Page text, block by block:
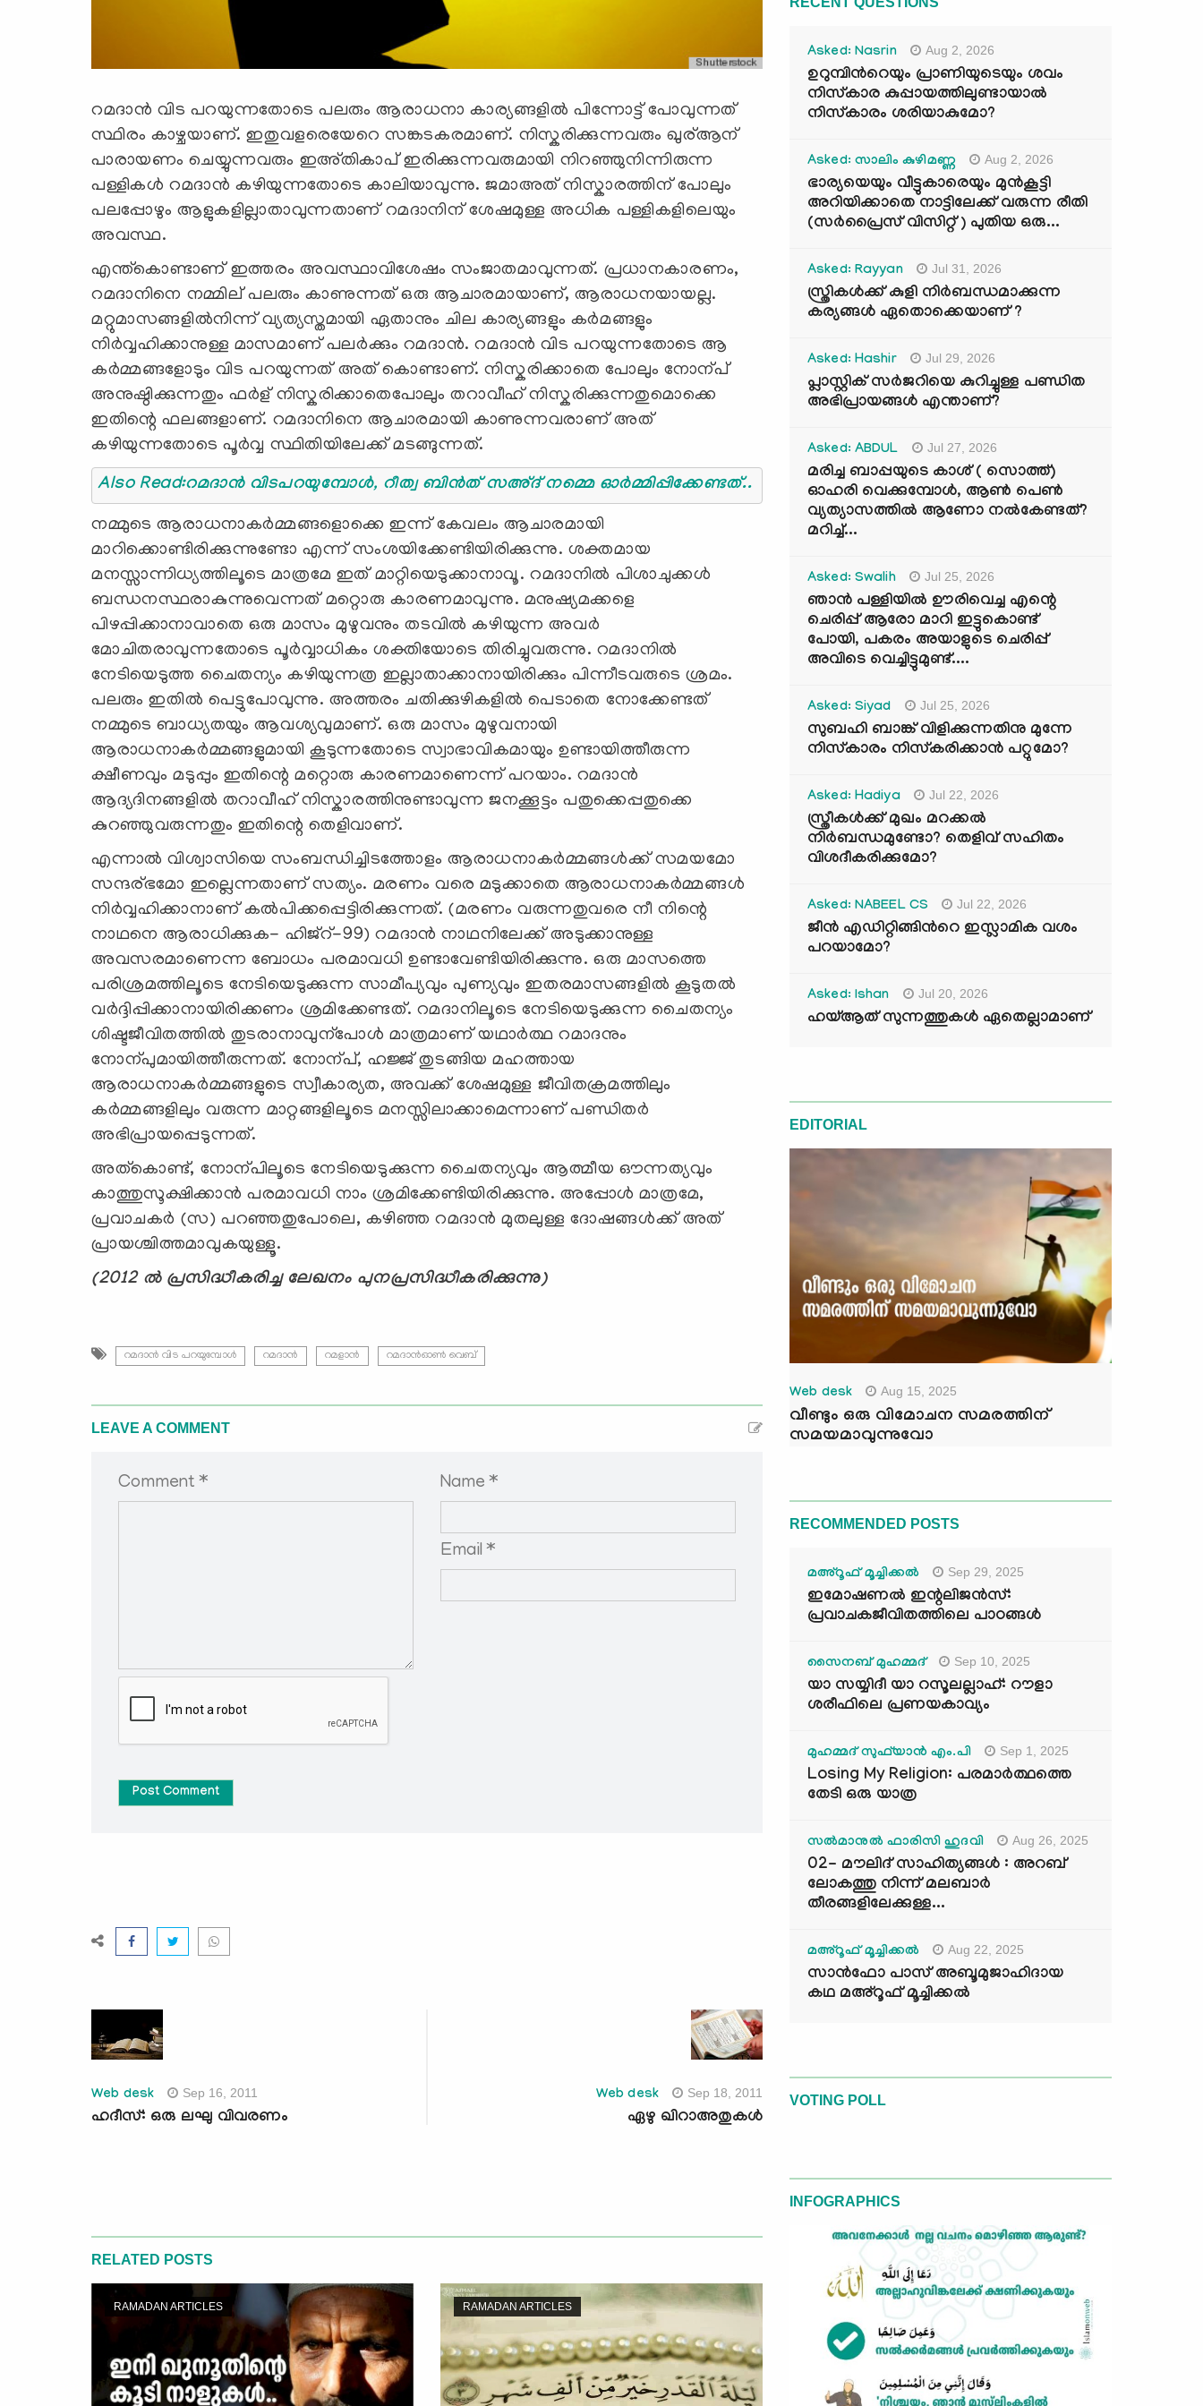
റമദാന്‍ വിട പറയുന്നതോടെ പലരും ആരാധനാ കാര്യങ്ങളില്‍ പിന്നോട്ട് പോവുന്നത്
സ്ഥിരം കാഴ്ചയാണ്. ഇതുവളരെയേറെ സങ്കടകരമാണ്. നിസ്കരിക്കുന്നവരും ഖുര്ആന്
പാരായണം ചെയ്യുന്നവരും ഇഅ്തികാപ് ഇരിക്കുന്നവരുമായി നിറഞ്ഞുനിന്നിരുന്ന
പള്ളികള്‍ റമദാന്‍ കഴിയുന്നതോടെ കാലിയാവുന്നു. ജമാഅത് നിസ്കാരത്തിന് പോലും
പലപ്പോഴും ആളുകളില്ലാതാവുന്നതാണ് റമദാനിന് ശേഷമുള്ള അധിക പള്ളികളിലെയും
അവസ്ഥ.
എന്ത്കൊണ്ടാണ് ഇത്തരം അവസ്ഥാവിശേഷം സംജാതമാവുന്നത്. പ്രധാനകാരണം,
റമദാനിനെ നമ്മില് പലരും കാണുന്നത് ഒരു ആചാരമായാണ്, ആരാധനയായല്ല.
മറ്റുമാസങ്ങളില്‍നിന്ന് വ്യത്യസ്തമായി ഏതാനും ചില കാര്യങ്ങളും കര്‍മങ്ങളും
നിര്‍വ്വഹിക്കാനുള്ള മാസമാണ് പലര്‍ക്കും റമദാന്‍. റമദാന്‍ വിട പറയുന്നതോടെ ആ
കര്‍മ്മങ്ങളോടും വിട പറയുന്നത് അത് കൊണ്ടാണ്. നിസ്കരിക്കാതെ പോലും നോന്പ്
അനുഷ്ഠിക്കുന്നതും ഫര്‍ള് നിസ്കരിക്കാതെപോലും തറാവീഹ് നിസ്കരിക്കുന്നതുമൊക്കെ
ഇതിന്റെ ഫലങ്ങളാണ്. റമദാനിനെ ആചാരമായി കാണുന്നവരാണ് അത്
കഴിയുന്നതോടെ പൂര്‍വ്വ സ്ഥിതിയിലേക്ക് മടങ്ങുന്നത്.
Also Read:റമദാന്‍ വിടപറയുമ്പോള്‍, റീത്വ ബിന്‍ത് സഅ്ദ് നമ്മെ ഓര്‍മ്മിപ്പിക്കേണ്ടത്..
നമ്മുടെ ആരാധനാകര്‍മ്മങ്ങളൊക്കെ ഇന്ന് കേവലം ആചാരമായി
മാറിക്കൊണ്ടിരിക്കുന്നുണ്ടോ എന്ന് സംശയിക്കേണ്ടിയിരിക്കുന്നു. ശക്തമായ
മനസ്സാന്നിധ്യത്തിലൂടെ മാത്രമേ ഇത് മാറ്റിയെടുക്കാനാവൂ. റമദാനില്‍ പിശാചുക്കള്‍
ബന്ധനസ്ഥരാകുന്നുവെന്നത് മറ്റൊരു കാരണമാവുന്നു. മനുഷ്യമക്കളെ
പിഴപ്പിക്കാനാവാതെ ഒരു മാസം മുഴുവനും തടവില്‍ കഴിയുന്ന അവര്‍
മോചിതരാവുന്നതോടെ പൂര്‍വ്വാധികം ശക്തിയോടെ തിരിച്ചുവരുന്നു. റമദാനില്‍
നേടിയെടുത്ത ചൈതന്യം കഴിയുന്നത്ര ഇല്ലാതാക്കാനായിരിക്കും പിന്നീടവരുടെ ശ്രമം.
പലരും ഇതില്‍ പെട്ടുപോവുന്നു. അത്തരം ചതിക്കുഴികളില്‍ പെടാതെ നോക്കേണ്ടത്
നമ്മുടെ ബാധ്യതയും ആവശ്യവുമാണ്. ഒരു മാസം മുഴുവനായി
ആരാധനാകര്‍മ്മങ്ങളുമായി കൂടുന്നതോടെ സ്വാഭാവികമായും ഉണ്ടായിത്തീരുന്ന
ക്ഷീണവും മടുപ്പും ഇതിന്റെ മറ്റൊരു കാരണമാണെന്ന് പറയാം. റമദാന്‍
ആദ്യദിനങ്ങളില്‍ തറാവീഹ് നിസ്കാരത്തിനുണ്ടാവുന്ന ജനക്കൂട്ടം പതുക്കെപ്പതുക്കെ
കുറഞ്ഞുവരുന്നതും ഇതിന്റെ തെളിവാണ്.
എന്നാല്‍ വിശ്വാസിയെ സംബന്ധിച്ചിടത്തോളം ആരാധനാകര്‍മ്മങ്ങള്‍ക്ക് സമയമോ
സന്ദര്ഭമോ ഇല്ലെന്നതാണ് സത്യം. മരണം വരെ മടുക്കാതെ ആരാധനാകര്‍മ്മങ്ങള്‍
നിര്‍വ്വഹിക്കാനാണ് കല്‍പിക്കപ്പെട്ടിരിക്കുന്നത്. (മരണം വരുന്നതുവരെ നീ നിന്റെ
നാഥനെ ആരാധിക്കുക- ഹിജ്റ്-99) റമദാന്‍ നാഥനിലേക്ക് അടുക്കാനുള്ള
അവസരമാണെന്ന ബോധം പരമാവധി ഉണ്ടാവേണ്ടിയിരിക്കുന്നു. ഒരു മാസത്തെ
പരിശ്രമത്തിലൂടെ നേടിയെടുക്കുന്ന സാമീപ്യവും പുണ്യവും ഇതരമാസങ്ങളില്‍ കൂടുതല്‍
വര്‍ദ്ദിപ്പിക്കാനായിരിക്കണം ശ്രമിക്കേണ്ടത്. റമദാനിലൂടെ നേടിയെടുക്കുന്ന ചൈതന്യം
ശിഷ്ടജീവിതത്തില്‍ തുടരാനാവുന്പോള്‍ മാത്രമാണ് യഥാര്‍ത്ഥ റമാദനും
നോന്പുമായിത്തീരുന്നത്. നോന്പ്, ഹജ്ജ് തുടങ്ങിയ മഹത്തായ
ആരാധനാകര്‍മ്മങ്ങളുടെ സ്വീകാര്യത, അവക്ക് ശേഷമുള്ള ജീവിതക്രമത്തിലും
കര്‍മ്മങ്ങളിലും വരുന്ന മാറ്റങ്ങളിലൂടെ മനസ്സിലാക്കാമെന്നാണ് പണ്ഡിതര്‍
അഭിപ്രായപ്പെടുന്നത്.
അത്കൊണ്ട്, നോന്പിലൂടെ നേടിയെടുക്കുന്ന ചൈതന്യവും ആത്മീയ ഔന്നത്യവും
കാത്തുസൂക്ഷിക്കാന്‍ പരമാവധി നാം ശ്രമിക്കേണ്ടിയിരിക്കുന്നു. അപ്പോള്‍ മാത്രമേ,
പ്രവാചകര്‍ (സ) പറഞ്ഞതുപോലെ, കഴിഞ്ഞ റമദാന്‍ മുതലുള്ള ദോഷങ്ങള്‍ക്ക് അത്
പ്രായശ്ചിത്തമാവുകയുള്ളൂ.
(2012 ല്‍ പ്രസിദ്ധീകരിച്ച ലേഖനം പുനപ്രസിദ്ധീകരിക്കുന്നു)
റമദാന്‍ വിട പറയുമ്പോള്‍ റമദാന്‍ റമളാന്‍ റമദാന്‍ഓണ്‍ വെബ്
LEAVE A COMMENT
Comment * Name *
Email *
Post Comment
Web desk Sep 16, 2011
ഹദീസ്: ഒരു ലഘു വിവരണം
Web desk Sep 18, 2011
ഏഴു ഖിറാഅതുകള്‍
RELATED POSTS
RAMADAN ARTICLES RAMADAN ARTICLES
Asked: Nasrin Aug 2, 2026
ഉറുമ്പിന്‍റെയും പ്രാണിയുടെയും ശവം
നിസ്കാര കുപ്പായത്തിലുണ്ടായാൽ
നിസ്കാരം ശരിയാകുമോ?
Asked: സാലിം കുഴിമണ്ണ Aug 2, 2026
ഭാര്യയെയും വീട്ടുകാരെയും മുൻകൂട്ടി
അറിയിക്കാതെ നാട്ടിലേക്ക് വരുന്ന രീതി
(സർപ്രൈസ് വിസിറ്റ് ) പുതിയ ഒരു...
Asked: Rayyan Jul 31, 2026
സ്ത്രികൾക്ക് കുളി നിർബന്ധമാക്കുന്ന
കര്യങ്ങൾ ഏതൊക്കെയാണ് ?
Asked: Hashir Jul 29, 2026
പ്ലാസ്റ്റിക് സർജറിയെ കുറിച്ചുള്ള പണ്ഡിത
അഭിപ്രായങ്ങൾ എന്താണ്?
Asked: ABDUL Jul 27, 2026
മരിച്ച ബാപ്പയുടെ കാശ് ( സൊത്ത്)
ഓഹരി വെക്കുമ്പോൾ, ആണ്‍ പെണ്‍
വ്യത്യാസത്തില്‍ ആണോ നല്‍കേണ്ടത്?
മറിച്ച്...
Asked: Swalih Jul 25, 2026
ഞാൻ പള്ളിയിൽ ഊരിവെച്ച എന്റെ
ചെരിപ്പ് ആരോ മാറി ഇട്ടുകൊണ്ട്
പോയി, പകരം അയാളുടെ ചെരിപ്പ്
അവിടെ വെച്ചിട്ടുമുണ്ട്....
Asked: Siyad Jul 25, 2026
സുബഹി ബാങ്ക് വിളിക്കുന്നതിനു മുന്നേ
നിസ്കാരം നിസ്കരിക്കാൻ പറ്റുമോ?
Asked: Hadiya Jul 22, 2026
സ്ത്രീകൾക്ക് മുഖം മറക്കൽ
നിർബന്ധമുണ്ടോ? തെളിവ് സഹിതം
വിശദീകരിക്കുമോ?
Asked: NABEEL CS Jul 22, 2026
ജീൻ എഡിറ്റിങ്ങിന്‍റെ ഇസ്ലാമിക വശം
പറയാമോ?
Asked: Ishan Jul 20, 2026
ഹയ്ആത് സുന്നത്തുകൾ ഏതെല്ലാമാണ്
EDITORIAL
Web desk Aug 15, 2025
വീണ്ടും ഒരു വിമോചന സമരത്തിന്
സമയമാവുന്നുവോ
RECOMMENDED POSTS
മഅ്റൂഫ് മൂച്ചിക്കല്‍ Sep 29, 2025
ഇമോഷണൽ ഇന്റലിജൻസ്:
പ്രവാചകജീവിതത്തിലെ പാഠങ്ങൾ
സൈനബ് മുഹമ്മദ് Sep 10, 2025
യാ സയ്യിദീ യാ റസൂലല്ലാഹ്: റൗളാ
ശരീഫിലെ പ്രണയകാവ്യം
മുഹമ്മദ് സുഫ്‌യാൻ എം.പി Sep 1, 2025
Losing My Religion: പരമാർത്ഥത്തെ
തേടി ഒരു യാത്ര
സൽമാനുൽ ഫാരിസി ഹുദവി Aug 26, 2025
02- മൗലിദ് സാഹിത്യങ്ങൾ : അറബ്
ലോകത്തു നിന്ന് മലബാർ
തീരങ്ങളിലേക്കുള്ള...
മഅ്റൂഫ് മൂച്ചിക്കല്‍ Aug 22, 2025
സാൻഫോ പാസ് അബൂമുജാഹിദായ
കഥ മഅ്റൂഫ് മൂച്ചിക്കല്‍
VOTING POLL
INFOGRAPHICS